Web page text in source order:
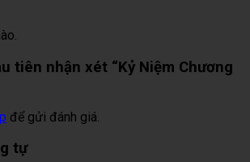
tiên nhận xét “Kỷ Niệm Chương
để gửi đánh giá.
tự